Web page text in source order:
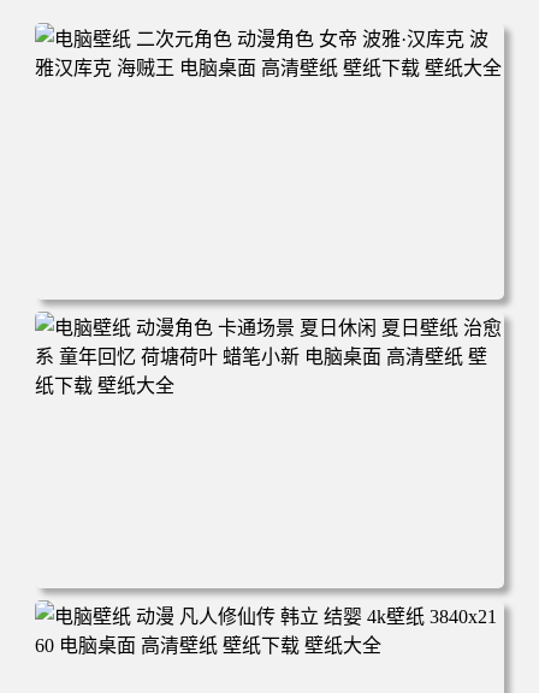
电脑壁纸 二次元角色 动漫角色 女帝 波雅·汉库克 波雅汉库
克 海贼王 电脑桌面 高清壁纸 壁纸下载 壁纸大全
电脑壁纸 动漫角色 卡通场景 夏日休闲 夏日壁纸 治愈系 童
年回忆 荷塘荷叶 蜡笔小新 电脑桌面 高清壁纸 壁纸下载 壁